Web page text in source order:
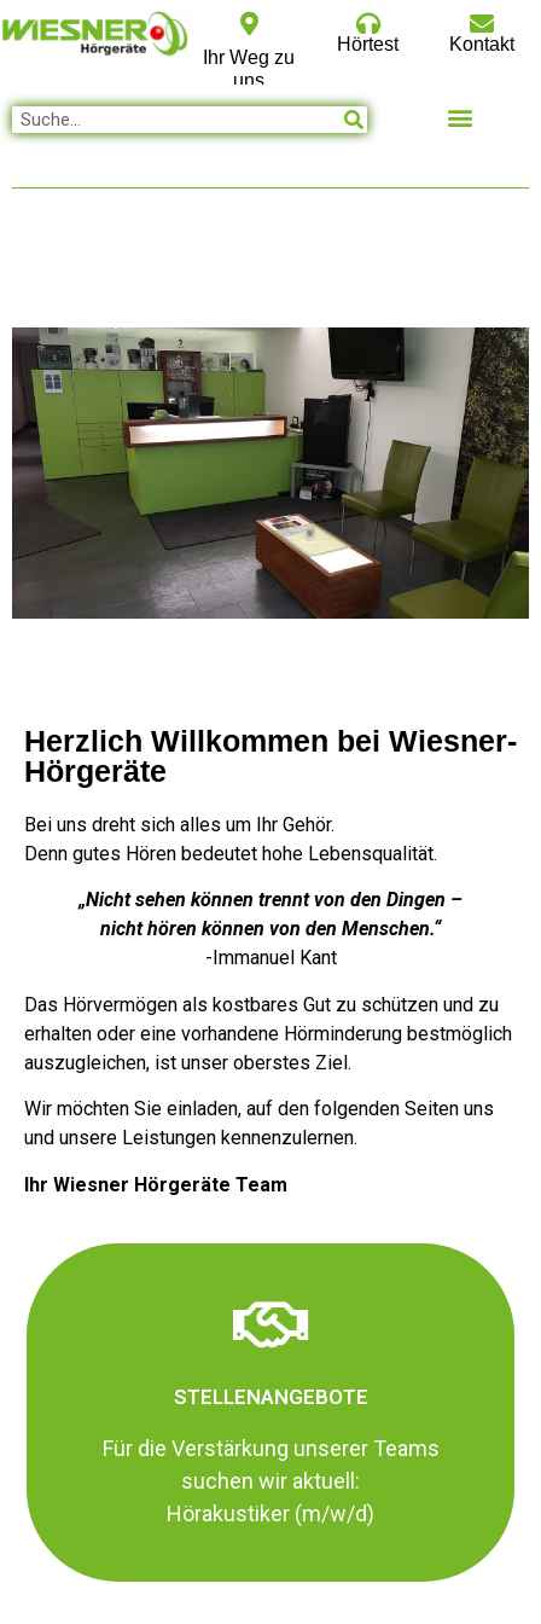
Ihr Weg zu
uns
Hörtest Kontakt
Herzlich Willkommen bei Wiesner-
Hörgeräte
Bei uns dreht sich alles um Ihr Gehör.
Denn gutes Hören bedeutet hohe Lebensqualität.
„Nicht sehen können trennt von den Dingen –
nicht hören können von den Menschen.“
-Immanuel Kant
Das Hörvermögen als kostbares Gut zu schützen und zu
erhalten oder eine vorhandene Hörminderung bestmöglich
auszugleichen, ist unser oberstes Ziel.
Wir möchten Sie einladen, auf den folgenden Seiten uns
und unsere Leistungen kennenzulernen.
Ihr Wiesner Hörgeräte Team
STELLENANGEBOTE
Für die Verstärkung unserer Teams
suchen wir aktuell:
Hörakustiker (m/w/d)
Schreiben oder Rufen Sie uns an
Wiesner Hörgeräte
79761 Waldshut-Tiengen
Tel. 07751/4343